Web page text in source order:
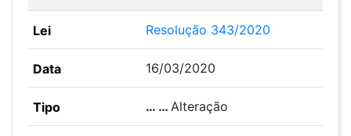
Resolução 343/2020
16/03/2020
… …Alteração